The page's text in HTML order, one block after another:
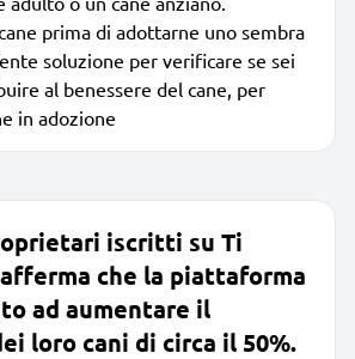
prima di adottarne uno sembra
soluzione per verificare se sei
al benessere del cane, per
in adozione
iscritti su Ti
che la piattaforma
ad aumentare il
loro cani di circa il 50%.